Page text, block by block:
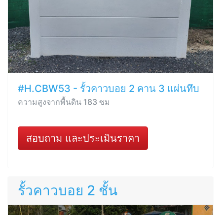
#H.CBW53 - รั้วคาวบอย 2 คาน 3 แผ่นทึบ
ความสูงจากพื้นดิน 183 ซม
สอบถาม และประเมินราคา
รั้วคาวบอย 2 ชั้น